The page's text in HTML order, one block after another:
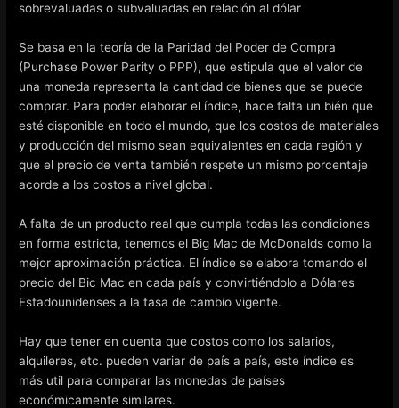
sobrevaluadas o subvaluadas en relación al dólar
Se basa en la teoría de la Paridad del Poder de Compra
(Purchase Power Parity o PPP), que estipula que el valor de
una moneda representa la cantidad de bienes que se puede
comprar. Para poder elaborar el índice, hace falta un bién que
esté disponible en todo el mundo, que los costos de materiales
y producción del mismo sean equivalentes en cada región y
que el precio de venta también respete un mismo porcentaje
acorde a los costos a nivel global.
A falta de un producto real que cumpla todas las condiciones
en forma estricta, tenemos el Big Mac de McDonalds como la
mejor aproximación práctica. El índice se elabora tomando el
precio del Bic Mac en cada país y convirtiéndolo a Dólares
Estadounidenses a la tasa de cambio vigente.
Hay que tener en cuenta que costos como los salarios,
alquileres, etc. pueden variar de país a país, este índice es
más util para comparar las monedas de países
económicamente similares.